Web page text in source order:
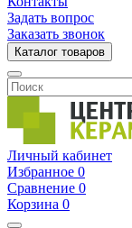
Задать вопрос
Заказать звонок
Каталог товаров
Личный кабинет
Избранное 0
Сравнение 0
Корзина 0